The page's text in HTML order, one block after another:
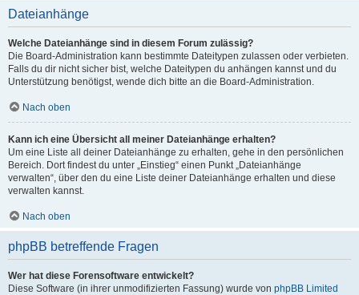
Dateianhänge
Welche Dateianhänge sind in diesem Forum zulässig?
Die Board-Administration kann bestimmte Dateitypen zulassen oder verbieten.
Falls du dir nicht sicher bist, welche Dateitypen du anhängen kannst und du
Unterstützung benötigst, wende dich bitte an die Board-Administration.
Nach oben
Kann ich eine Übersicht all meiner Dateianhänge erhalten?
Um eine Liste all deiner Dateianhänge zu erhalten, gehe in den persönlichen
Bereich. Dort findest du unter „Einstieg“ einen Punkt „Dateianhänge
verwalten“, über den du eine Liste deiner Dateianhänge erhalten und diese
verwalten kannst.
Nach oben
phpBB betreffende Fragen
Wer hat diese Forensoftware entwickelt?
Diese Software (in ihrer unmodifizierten Fassung) wurde von phpBB Limited